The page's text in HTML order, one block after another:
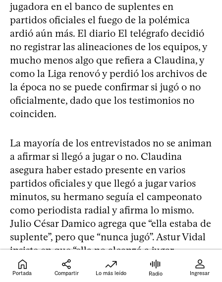
jugadora en el banco de suplentes en
partidos oficiales el fuego de la polémica
ardió aún más. El diario El telégrafo decidió
no registrar las alineaciones de los equipos, y
mucho menos algo que refiera a Claudina, y
como la Liga renovó y perdió los archivos de
la época no se puede confirmar si jugó o no
oficialmente, dado que los testimonios no
coinciden.
La mayoría de los entrevistados no se animan
a afirmar si llegó a jugar o no. Claudina
asegura haber estado presente en varios
partidos oficiales y que llegó a jugar varios
minutos, su hermano seguía el campeonato
como periodista radial y afirma lo mismo.
Julio César Damico agrega que “ella estaba de
suplente”, pero que “nunca jugó”. Astur Vidal
insiste en que “ella no alcanzó a jugar
oficialmente”, varios jugadores y otras
personas agregan lo mismo.
Portada Compartir Lo más leído Radio Ingresar